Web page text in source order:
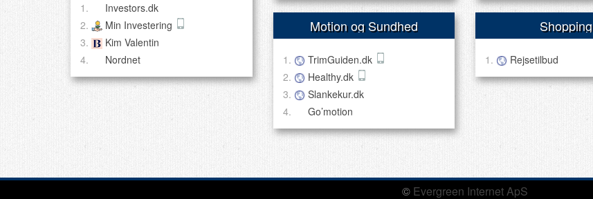
Investors.dk
Min Investering
Kim Valentin
Nordnet
Motion og Sundhed
TrimGuiden.dk
Healthy.dk
Slankekur.dk
Go’motion
Shopping
Rejsetilbud
© Evergreen Internet ApS